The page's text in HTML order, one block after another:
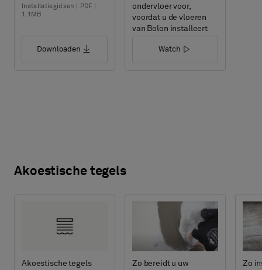
Installatiegidsen | PDF |
1.1MB
Downloaden
ondervloer voor,
voordat u de vloeren
van Bolon installeert
Watch
Akoestische tegels
Akoestische tegels
Zo bereidt u uw
Zo